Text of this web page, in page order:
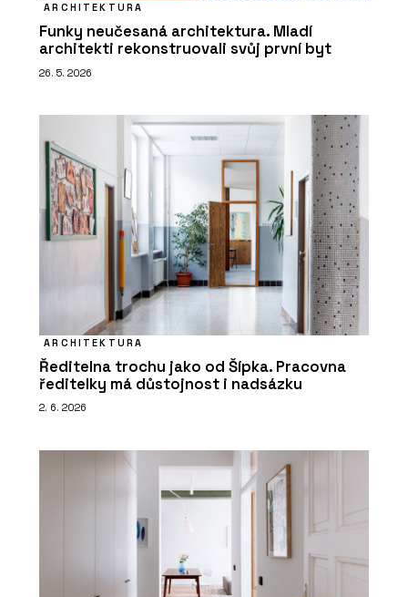
ARCHITEKTURA
Funky neučesaná architektura. Mladí
architekti rekonstruovali svůj první byt
26. 5. 2026
ARCHITEKTURA
Ředitelna trochu jako od Šípka. Pracovna
ředitelky má důstojnost i nadsázku
2. 6. 2026